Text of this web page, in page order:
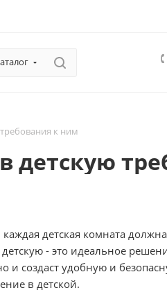
к ним
детскую
детская комната
- это идеальное
и создаст удобную и
в детской.